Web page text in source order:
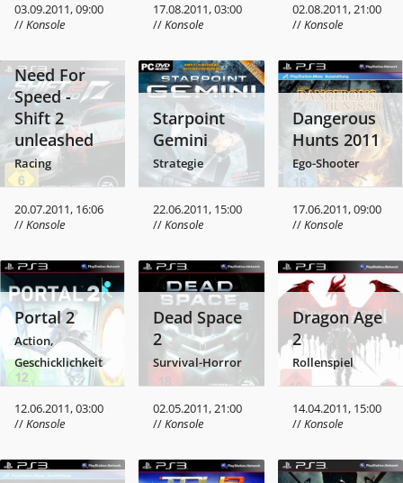
03.09.2011, 09:00
//Konsole
17.08.2011, 03:00
//Konsole
02.08.2011, 21:00
//Konsole
Need For
Speed -
Shift 2
unleashed
Racing
20.07.2011, 16:06
//Konsole
Starpoint
Gemini
Strategie
22.06.2011, 15:00
//Konsole
Dangerous
Hunts 2011
Ego-Shooter
17.06.2011, 09:00
//Konsole
Portal 2
Action,
Geschicklichkeit
12.06.2011, 03:00
//Konsole
Dead Space
2
Survival-Horror
02.05.2011, 21:00
//Konsole
Dragon Age
2
Rollenspiel
14.04.2011, 15:00
//Konsole